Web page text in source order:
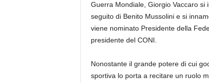
Guerra Mondiale, Giorgio Vaccaro
seguito di Benito Mussolini e si
viene nominato Presidente della
presidente del CONI.
Nonostante il grande potere di cui
sportiva lo porta a recitare un ruolo